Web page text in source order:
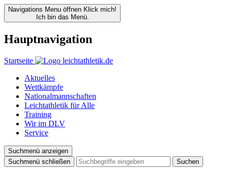
Navigations Menu öffnen Klick mich!
Ich bin das Menü.
Hauptnavigation
Startseite
Aktuelles
Wettkämpfe
Nationalmannschaften
Leichtathletik für Alle
Training
Wir im DLV
Service
Suchmenü anzeigen
Suchmenü schließen
Suchen